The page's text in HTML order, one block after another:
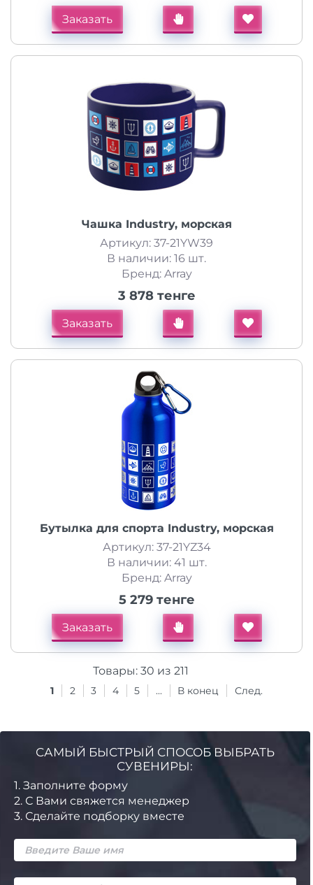
Заказать
Чашка Industry, морская
Артикул: 37-21YW39
В наличии: 16 шт.
Бренд: Array
3 878 тенге
Заказать
Бутылка для спорта Industry, морская
Артикул: 37-21YZ34
В наличии: 41 шт.
Бренд: Array
5 279 тенге
Заказать
Товары: 30 из 211
1 2 3 4 5 ... В конец След.
САМЫЙ БЫСТРЫЙ СПОСОБ ВЫБРАТЬ
СУВЕНИРЫ:
1. Заполните форму
2. С Вами свяжется менеджер
3. Сделайте подборку вместе